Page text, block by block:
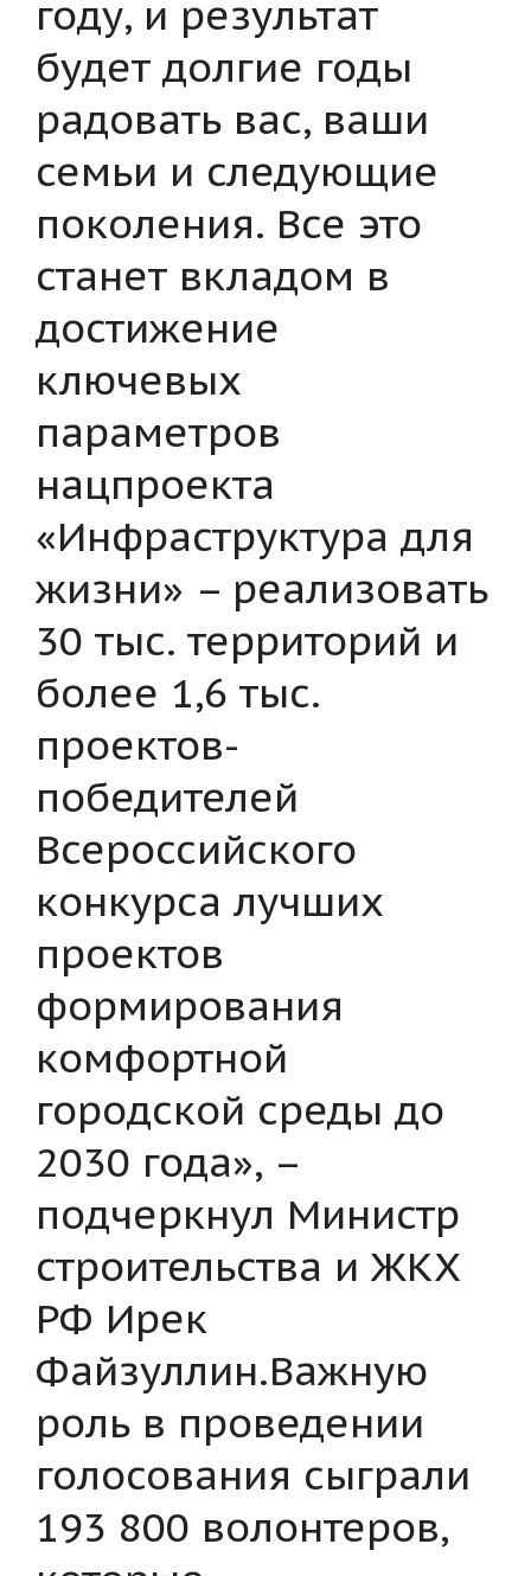
году, и результат
будет долгие годы
радовать вас, ваши
семьи и следующие
поколения. Все это
станет вкладом в
достижение
ключевых
параметров
нацпроекта
«Инфраструктура для
жизни» – реализовать
30 тыс. территорий и
более 1,6 тыс.
проектов-
победителей
Всероссийского
конкурса лучших
проектов
формирования
комфортной
городской среды до
2030 года», –
подчеркнул Министр
строительства и ЖКХ
РФ Ирек
Файзуллин.Важную
роль в проведении
голосования сыграли
193 800 волонтеров,